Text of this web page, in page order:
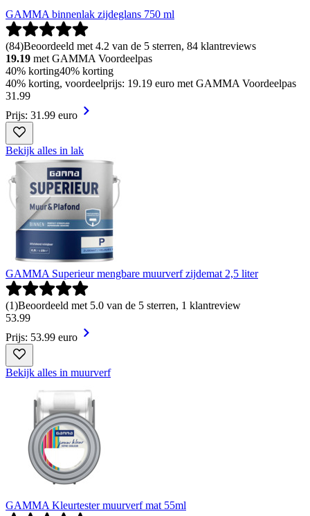
GAMMA binnenlak zijdeglans 750 ml
(84)Beoordeeld met 4.2 van de 5 sterren, 84 klantreviews
19.19 met GAMMA Voordeelpas
40% korting40% korting
40% korting, voordeelprijs: 19.19 euro met GAMMA Voordeelpas
31 .99
Prijs: 31.99 euro
Bekijk alles in lak
GAMMA Superieur mengbare muurverf zijdemat 2,5 liter
(1)Beoordeeld met 5.0 van de 5 sterren, 1 klantreview
53.99
Prijs: 53.99 euro
Bekijk alles in muurverf
GAMMA Kleurtester muurverf mat 55ml